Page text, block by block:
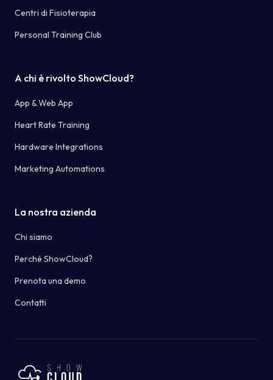
Centri di Fisioterapia
Personal Training Club
A chi è rivolto ShowCloud?
App & Web App
Heart Rate Training
Hardware Integrations
Marketing Automations
La nostra azienda
Chi siamo
Perché ShowCloud?
Prenota una demo
Contatti